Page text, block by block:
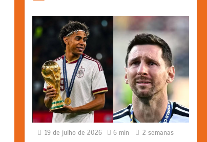
19 de julho de 2026 6 min 2 semanas